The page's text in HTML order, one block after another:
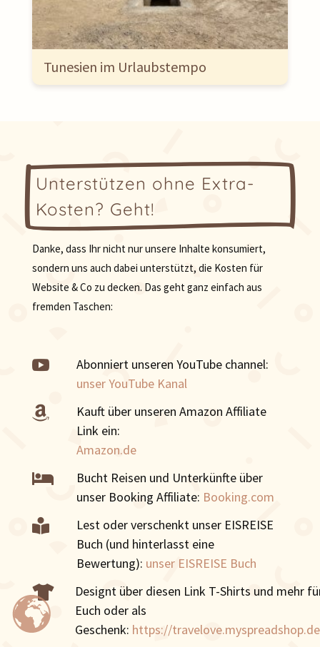
Tunesien im Urlaubstempo
Unterstützen ohne Extra-
Kosten? Geht!
Danke, dass Ihr nicht nur unsere Inhalte konsumiert,
sondern uns auch dabei unterstützt, die Kosten für
Website & Co zu decken. Das geht ganz einfach aus
fremden Taschen:

Abonniert unseren YouTube channel:
unser YouTube Kanal

Kauft über unseren Amazon Affiliate
Link ein:
Amazon.de

Bucht Reisen und Unterkünfte über
unser Booking Affiliate: Booking.com

Lest oder verschenkt unser EISREISE
Buch (und hinterlasst eine
Bewertung): unser EISREISE Buch

Designt über diesen Link T-Shirts und mehr
Euch oder als
Geschenk: https://